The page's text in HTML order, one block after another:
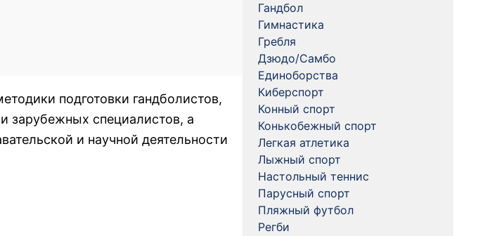
подготовки гандболистов,
зарубежных специалистов, а
и научной деятельности
Гандбол
Гимнастика
Гребля
Дзюдо/Самбо
Единоборства
Киберспорт
Конный спорт
Конькобежный спорт
Легкая атлетика
Лыжный спорт
Настольный теннис
Парусный спорт
Пляжный футбол
Регби